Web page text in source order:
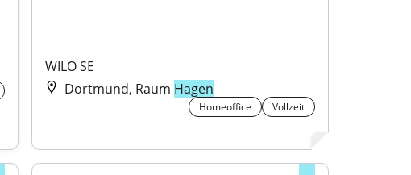
WILO SE
Dortmund, Raum Hagen
Homeoffice Vollzeit